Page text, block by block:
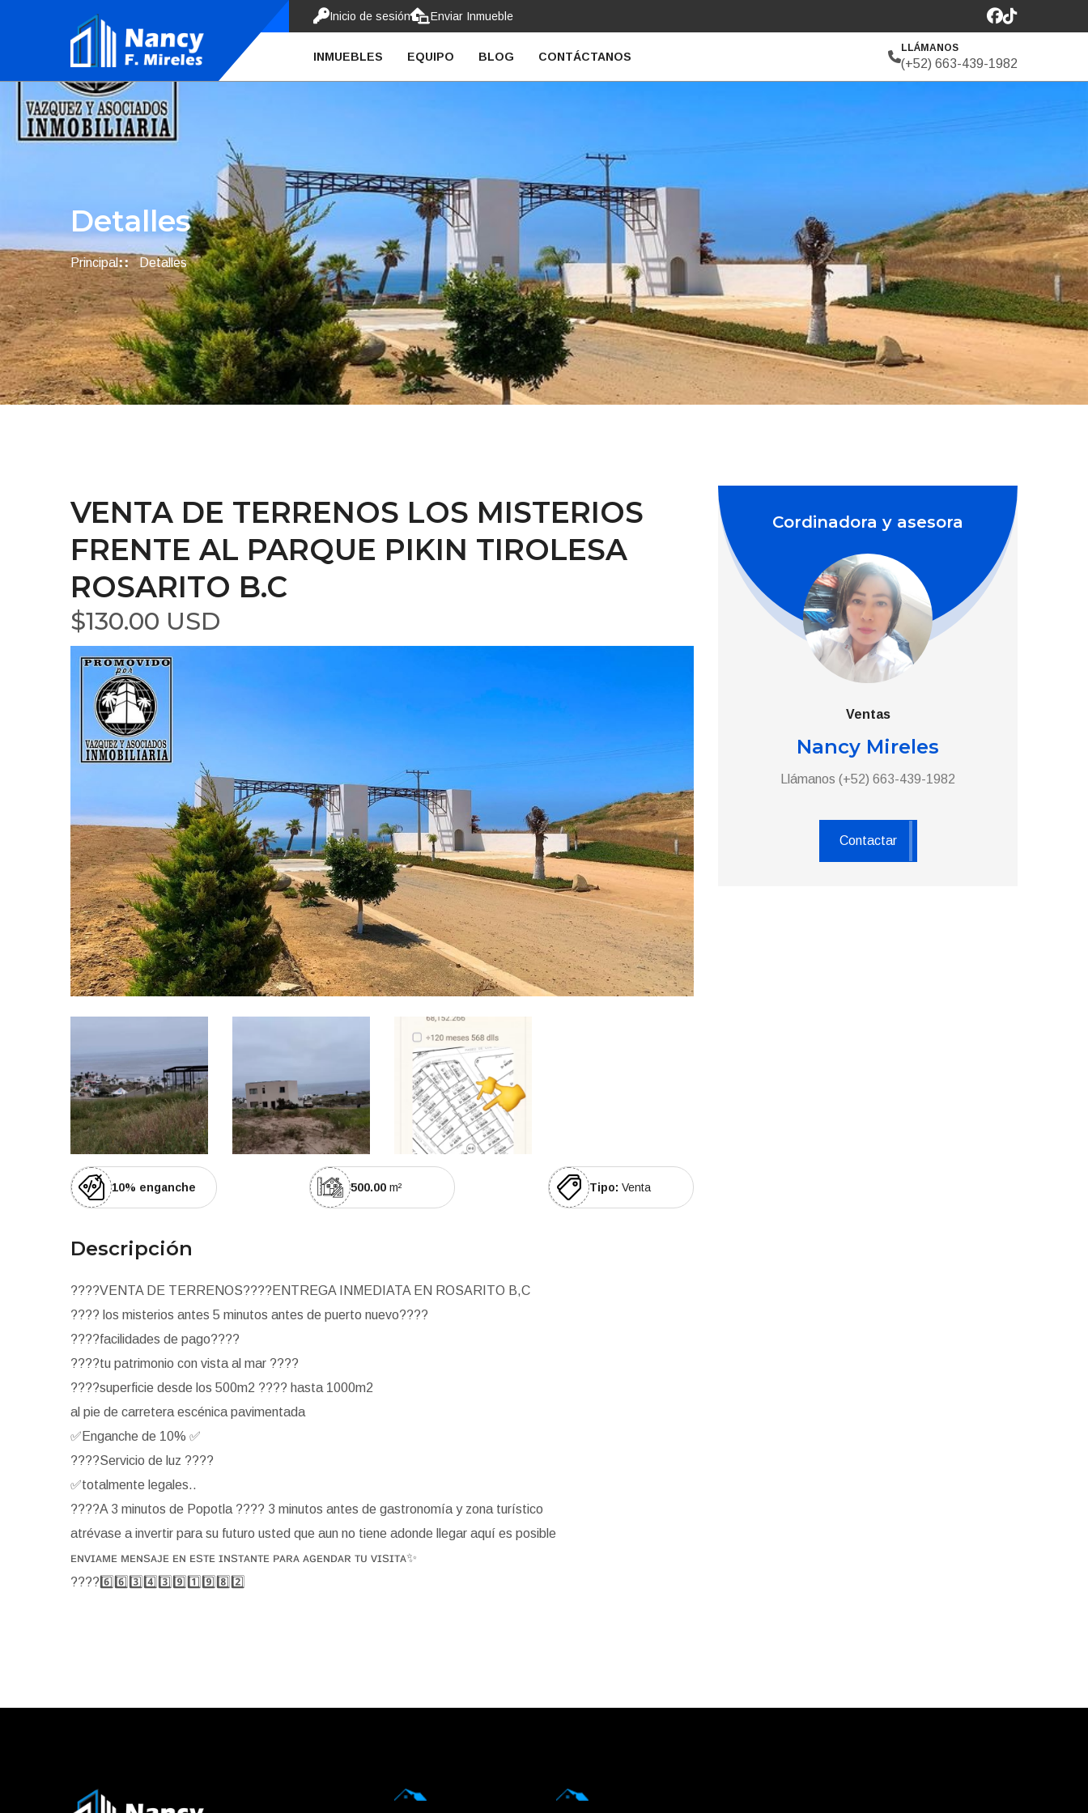
Inicio de sesión Enviar Inmueble
INMUEBLES EQUIPO BLOG CONTÁCTANOS
LLÁMANOS
(+52) 663-439-1982
Detalles
Principal Detalles
VENTA DE TERRENOS LOS MISTERIOS
FRENTE AL PARQUE PIKIN TIROLESA
ROSARITO B.C
$130.00 USD
10% enganche 500.00m² Tipo: Venta
Descripción
????VENTA DE TERRENOS???? ENTREGA INMEDIATA EN ROSARITO B,C
???? los misterios antes 5 minutos antes de puerto nuevo????
????facilidades de pago????
????tu patrimonio con vista al mar ????
????superficie desde los 500m2 ???? hasta 1000m2
al pie de carretera escénica pavimentada
✅ Enganche de 10% ✅
????Servicio de luz ????
✅totalmente legales..
????A 3 minutos de Popotla ???? 3 minutos antes de gastronomía y zona turístico
atrévase a invertir para su futuro usted que aun no tiene adonde llegar aquí es posible
ᴇɴᴠɪᴀᴍᴇ ᴍᴇɴꜱᴀᴊᴇ ᴇɴ ᴇꜱᴛᴇ ɪɴꜱᴛᴀɴᴛᴇ ᴘᴀʀᴀ ᴀɢᴇɴᴅᴀʀ ᴛᴜ ᴠɪꜱɪᴛᴀ✨
???? 6️⃣ 6️⃣ 3️⃣ 4️⃣ 3️⃣ 9️⃣ 1️⃣ 9️⃣ 8️⃣ 2️⃣
Cordinadora y asesora
Ventas
Nancy Mireles
Llámanos (+52) 663-439-1982
Contactar